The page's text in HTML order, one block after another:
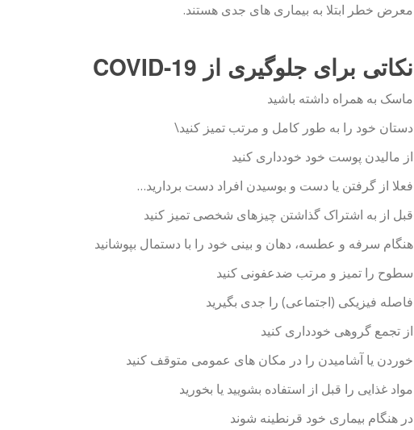
معرض خطر ابتلا به بیماری های جدی هستند.
نکاتی برای جلوگیری از COVID-19
ماسک به همراه داشته باشید
دستان خود را به طور کامل و مرتب تمیز کنید\
از مالیدن پوست خود خودداری کنید
فعلا از گرفتن یا دست و بوسیدن افراد دست بردارید…
قبل از به اشتراک گذاشتن چیزهای شخصی تمیز کنید
هنگام سرفه و عطسه، دهان و بینی خود را با دستمال بپوشانید
سطوح را تمیز و مرتب ضدعفونی کنید
فاصله فیزیکی (اجتماعی) را جدی بگیرید
از تجمع گروهی خودداری کنید
خوردن یا آشامیدن را در مکان های عمومی متوقف کنید
مواد غذایی را قبل از استفاده بشویید یا بخورید
در هنگام بیماری خود قرنطینه شوند